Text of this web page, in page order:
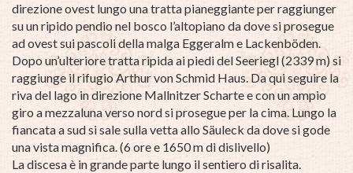
direzione ovest lungo una tratta pianeggiante per raggiunger
su un ripido pendio nel bosco l’altopiano da dove si prosegue
ad ovest sui pascoli della malga Eggeralm e Lackenböden.
Dopo un’ulteriore tratta ripida ai piedi del Seeriegl (2339 m) si
raggiunge il rifugio Arthur von Schmid Haus. Da qui seguire la
riva del lago in direzione Mallnitzer Scharte e con un ampio
giro a mezzaluna verso nord si prosegue per la cima. Lungo la
fiancata a sud si sale sulla vetta allo Säuleck da dove si gode
una vista magnifica.(6 ore e 1650 m di dislivello)
La discesa è in grande parte lungo il sentiero di risalita.